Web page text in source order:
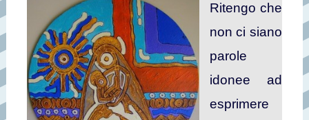
Ritengo che
non ci siano
parole
idonee ad
esprimere